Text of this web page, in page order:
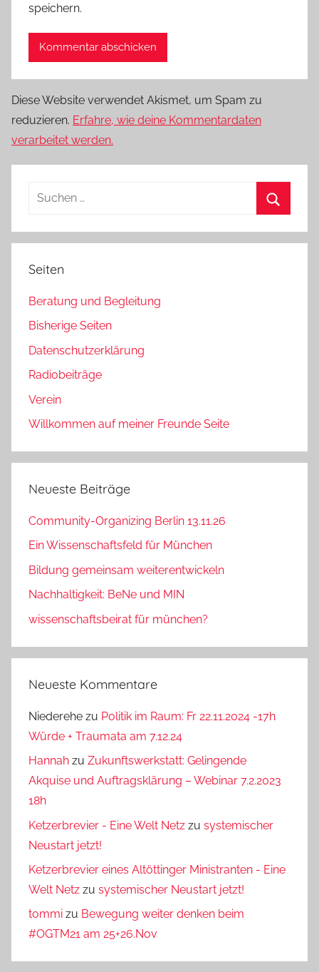
speichern.
Diese Website verwendet Akismet, um Spam zu
reduzieren. Erfahre, wie deine Kommentardaten
verarbeitet werden.
Suchen
Seiten
Beratung und Begleitung
Bisherige Seiten
Datenschutzerklärung
Radiobeiträge
Verein
Willkommen auf meiner Freunde Seite
Neueste Beiträge
Community-Organizing Berlin 13.11.26
Ein Wissenschaftsfeld für München
Bildung gemeinsam weiterentwickeln
Nachhaltigkeit: BeNe und MIN
wissenschaftsbeirat für münchen?
Neueste Kommentare
Niederehe zu Politik im Raum: Fr 22.11.2024 -17h
Würde + Traumata am 7.12.24
Hannah zu Zukunftswerkstatt: Gelingende
Akquise und Auftragsklärung – Webinar 7.2.2023
18h
Ketzerbrevier - Eine Welt Netz zu systemischer
Neustart jetzt!
Ketzerbrevier eines Altöttinger Ministranten - Eine
Welt Netz zu systemischer Neustart jetzt!
tommi zu Bewegung weiter denken beim
#OGTM21 am 25+26.Nov